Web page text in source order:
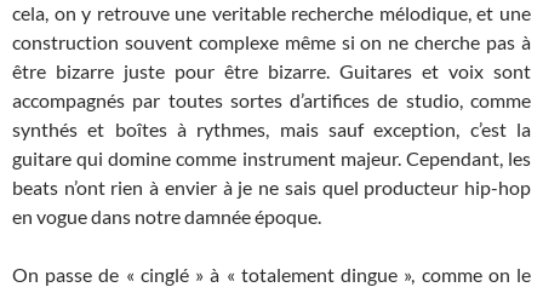
cela, on y retrouve une veritable recherche mélodique, et une
construction souvent complexe même si on ne cherche pas à
être bizarre juste pour être bizarre. Guitares et voix sont
accompagnés par toutes sortes d’artifices de studio, comme
synthés et boîtes à rythmes, mais sauf exception, c’est la
guitare qui domine comme instrument majeur. Cependant, les
beats n’ont rien à envier à je ne sais quel producteur hip-hop
en vogue dans notre damnée époque.
On passe de « cinglé » à « totalement dingue », comme on le